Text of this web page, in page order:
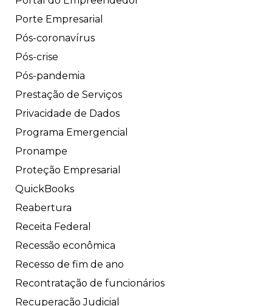
Porte Empresarial
Pós-coronavírus
Pós-crise
Pós-pandemia
Prestação de Serviços
Privacidade de Dados
Programa Emergencial
Pronampe
Proteção Empresarial
QuickBooks
Reabertura
Receita Federal
Recessão econômica
Recesso de fim de ano
Recontratação de funcionários
Recuperação Judicial